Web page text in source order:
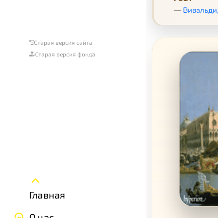
Старая версия сайта
Старая версия фонда
Главная
—